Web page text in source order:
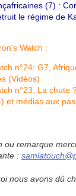
(7) :
le régime de
Watch :
n°24: G7,
(Vidéos)
n°23. La chute
et médias aux
ou remarque
:
nous avons dû